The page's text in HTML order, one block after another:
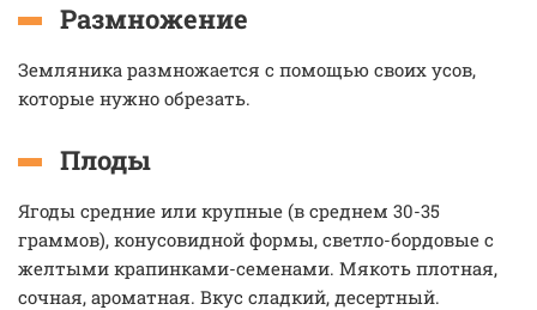
Размножение
Земляника размножается с помощью своих усов,
которые нужно обрезать.
Плоды
Ягоды средние или крупные (в среднем 30-35
граммов), конусовидной формы, светло-бордовые с
желтыми крапинками-семенами. Мякоть плотная,
сочная, ароматная. Вкус сладкий, десертный.